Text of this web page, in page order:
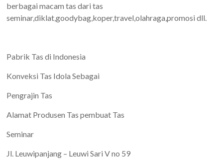
berbagai macam tas dari tas
seminar,diklat,goodybag,koper,travel,olahraga,promosi dll.
Pabrik Tas di Indonesia
Konveksi Tas Idola Sebagai
Pengrajin Tas
Alamat Produsen Tas pembuat Tas
Seminar
Jl. Leuwipanjang – Leuwi Sari V no 59